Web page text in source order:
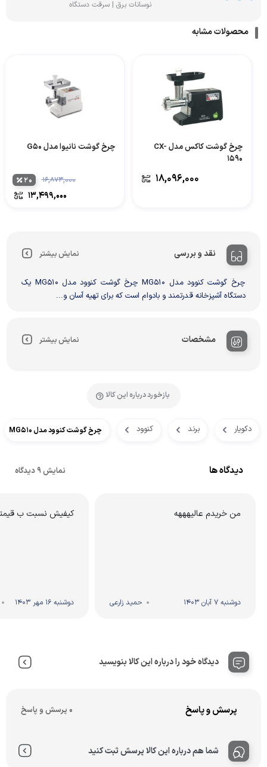
نوسانات برق | سرقت دستگاه
محصولات مشابه
چرخ گوشت کاکس مدل CX-
1590
۱۸,۰۹۶,۰۰۰
چرخ گوشت نانیوا مدل G50
۱۶,۸۷۳,۰۰۰
۱۳,۴۹۹,۰۰۰
۲۰
نقد و بررسی نمایش بیشتر
چرخ گوشت کنوود مدل MG510 چرخ گوشت کنوود مدل MG510 یک
دستگاه آشپزخانه قدرتمند و بادوام است که برای تهیه آسان و...
مشخصات نمایش بیشتر
بازخورد درباره این کالا
دکویار برند کنوود چرخ گوشت کنوود مدل MG510
دیدگاه ها نمایش 9 دیدگاه
من خریدم عالیهههه
دوشنبه 7 آبان 1403 حمید زارعی
کیفیش نسبت ب
دوشنبه 16 مهر 1403
دیدگاه خود را درباره این کالا بنویسید
پرسش و پاسخ 0 پرسش و پاسخ
شما هم درباره این کالا پرسش ثبت کنید